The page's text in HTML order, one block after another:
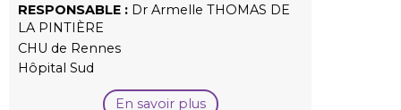
RESPONSABLE : Dr Armelle THOMAS DE
LA PINTIÈRE
CHU de Rennes
Hôpital Sud
En savoir plus